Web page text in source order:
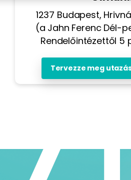
1237 Budapest,
(a Jahn Ferenc Dél-
Rendelőintézettől 5
Tervezze meg